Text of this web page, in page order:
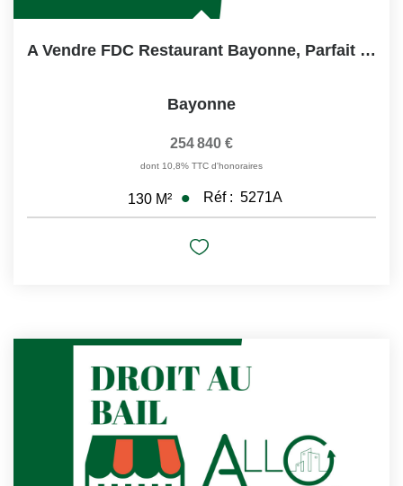
A Vendre FDC Restaurant Bayonne, Parfait État
Bayonne
254 840 €
dont 10,8% TTC d'honoraires
130 M² Réf : 5271A